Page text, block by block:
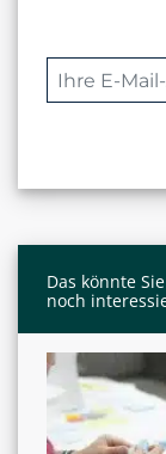
Das könnte
noch